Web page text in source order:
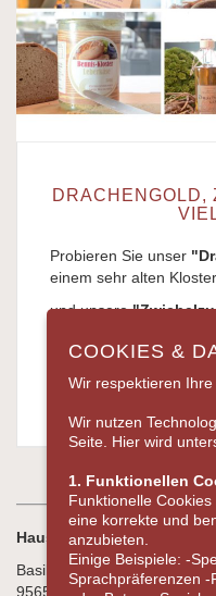
DRACHENGOLD,
Probieren Sie unser
einem sehr alten
und unsere
bestellen.
Haus St. Joseph
Basilikaplatz 2
95652 Waldsassen
COOKIES &
Wir respektieren Ihre
Wir nutzen
Seite. Hier wird
1. Funktionellen
Funktionelle
eine korrekte und
anzubieten.
Einige Beispiele: -
Sprachpräferenzen